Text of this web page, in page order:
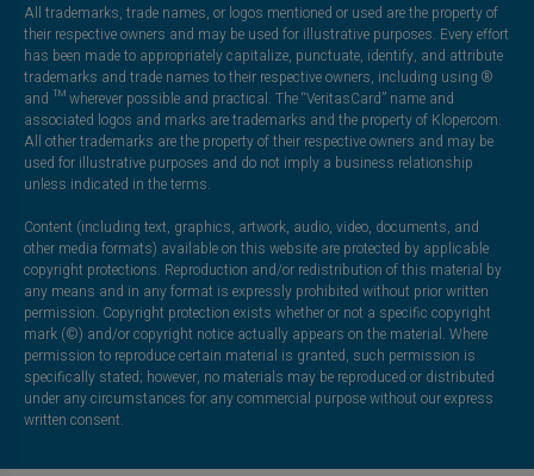
All trademarks, trade names, or logos mentioned or used are the property of
their respective owners and may be used for illustrative purposes. Every effort
has been made to appropriately capitalize, punctuate, identify, and attribute
trademarks and trade names to their respective owners, including using ®
and ™ wherever possible and practical. The “VeritasCard” name and
associated logos and marks are trademarks and the property of Klopercom.
All other trademarks are the property of their respective owners and may be
used for illustrative purposes and do not imply a business relationship
unless indicated in the terms.
Content (including text, graphics, artwork, audio, video, documents, and
other media formats) available on this website are protected by applicable
copyright protections. Reproduction and/or redistribution of this material by
any means and in any format is expressly prohibited without prior written
permission. Copyright protection exists whether or not a specific copyright
mark (©) and/or copyright notice actually appears on the material. Where
permission to reproduce certain material is granted, such permission is
specifically stated; however, no materials may be reproduced or distributed
under any circumstances for any commercial purpose without our express
written consent.